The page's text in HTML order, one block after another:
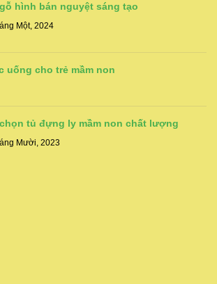
hình bán nguyệt sáng tạo
Một, 2024
uống cho trẻ mầm non
tủ đựng ly mầm non chất lượng
Mười, 2023